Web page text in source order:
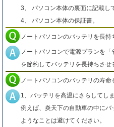
3、 パソコン本体の裏面に記載し
4、 パソコン本体の保証書。
ノートパソコンのバッテリを長持
ノートパソコンで電源プランを
を節約してバッテリを長持ちさせ
ノートパソコンのバッテリの寿命
1、バッテリを高温にさらしてし
例えば、炎天下の自動車の中に
ようなことは避けてください。